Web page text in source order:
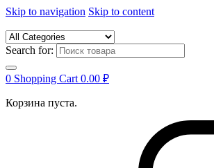
Skip to navigation Skip to content
Search for:
0 Shopping Cart 0.00 ₽
Корзина пуста.